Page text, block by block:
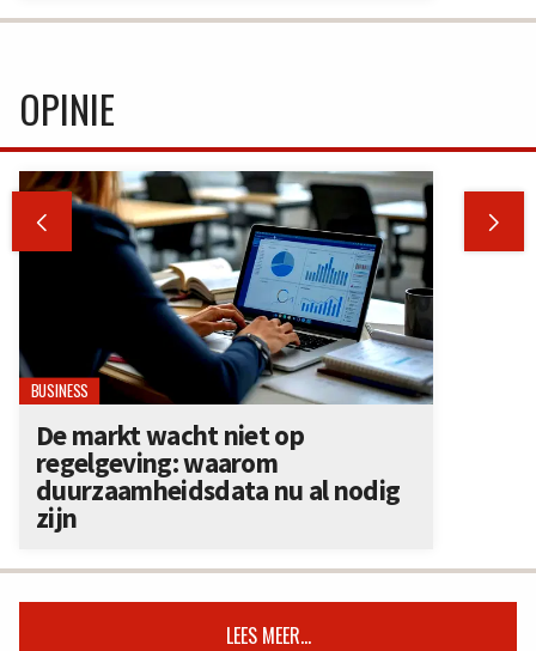
OPINIE
 
BUSINESS
De markt wacht niet op
regelgeving: waarom
duurzaamheidsdata nu al nodig
zijn
LEES MEER...